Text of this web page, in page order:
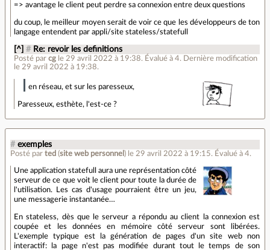
=> avantage le client peut perdre sa connexion entre deux questions
du coup, le meilleur moyen serait de voir ce que les développeurs de ton
langage entendent par appli/site stateless/statefull
[^] # Re: revoir les definitions
Posté parcg le 29 avril 2022 à 19:38. Évalué à4. Dernière modification
le 29 avril 2022 à 19:38.
en réseau, et sur les paresseux,
Paresseux, esthète, l'est-ce ?
# exemples
Posté par ted (site web personnel ) le 29 avril 2022 à 19:15. Évalué à 4.
Une application statefull aura une représentation côté
serveur de ce que voit le client pour toute la durée de
l'utilisation. Les cas d'usage pourraient être un jeu,
une messagerie instantanée…
En stateless, dès que le serveur a répondu au client la connexion est
coupée et les données en mémoire côté serveur sont libérées.
L'exemple typique est la génération de pages d'un site web non
interactif: la page n'est pas modifiée durant tout le temps de son